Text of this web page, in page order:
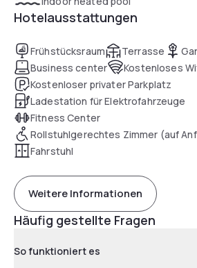
Hotelausstattungen
Frühstücksraum Terrasse
Business center
Kostenloses
Kostenloser privater Parkplatz
Ladestation für Elektrofahrzeuge
Fitness Center
Rollstuhlgerechtes Zimmer (auf
Fahrstuhl
Weitere Informationen
Häufig gestellte Fragen
So funktioniert es